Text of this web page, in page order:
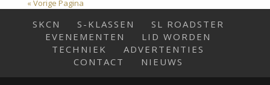
« Vorige Pagina
SKCN S-KLASSEN
SL ROADSTER
EVENEMENTEN
LID WORDEN
TECHNIEK
ADVERTENTIES
CONTACT
NIEUWS